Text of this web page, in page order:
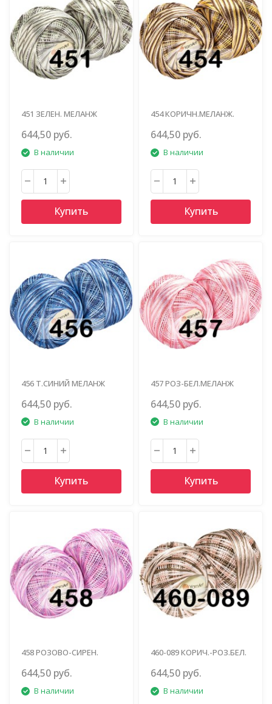
451 ЗЕЛЕН. МЕЛАНЖ
644,50 руб.
В наличии
Купить
454 КОРИЧН.МЕЛАНЖ.
644,50 руб.
В наличии
Купить
456 Т.СИНИЙ МЕЛАНЖ
644,50 руб.
В наличии
Купить
457 РОЗ-БЕЛ.МЕЛАНЖ
644,50 руб.
В наличии
Купить
458 РОЗОВО-СИРЕН.
644,50 руб.
В наличии
460-089 КОРИЧ.-РОЗ.БЕЛ.
644,50 руб.
В наличии